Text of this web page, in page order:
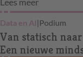
Data en AI |Podium
Van statisch
Een nieuwe